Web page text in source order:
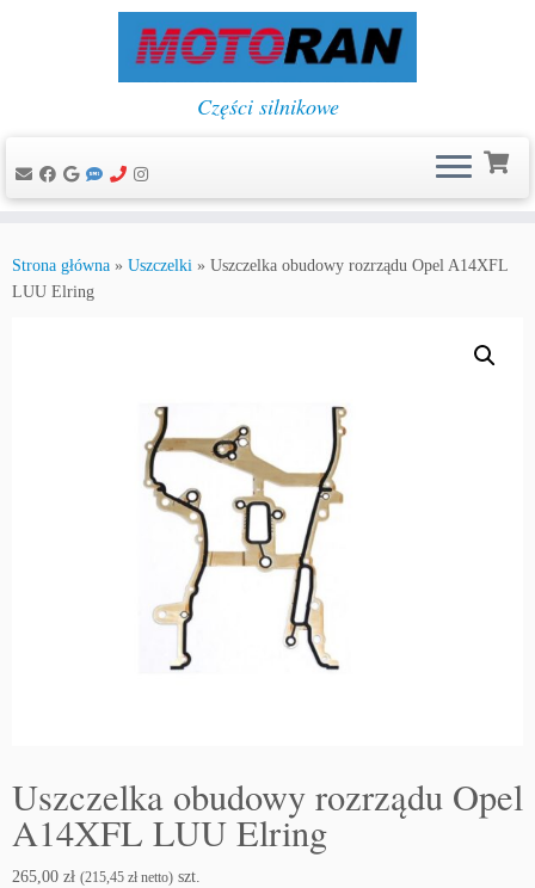
do
treści
Części silnikowe
Strona główna » Uszczelki » Uszczelka obudowy rozrządu Opel A14XFL
LUU Elring
Uszczelka obudowy rozrządu Opel
A14XFL LUU Elring
265,00 zł (215,45 zł netto) szt.